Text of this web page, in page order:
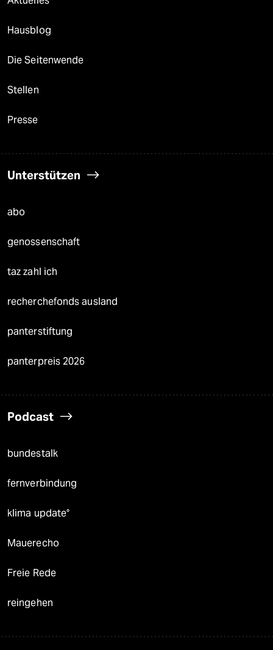
Hausblog
Die Seitenwende
Stellen
Presse
Unterstützen
abo
genossenschaft
taz zahl ich
recherchefonds ausland
panterstiftung
panterpreis 2026
Podcast
bundestalk
fernverbindung
klima update°
Mauerecho
Freie Rede
reingehen